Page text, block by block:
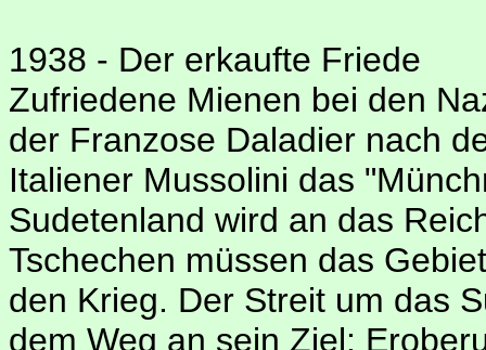
1938 - Der erkaufte Friede
Zufriedene Mienen bei den
der Franzose Daladier nach
Italiener Mussolini das
Sudetenland wird an das
Tschechen müssen das
den Krieg. Der Streit um das
dem Weg an sein Ziel: